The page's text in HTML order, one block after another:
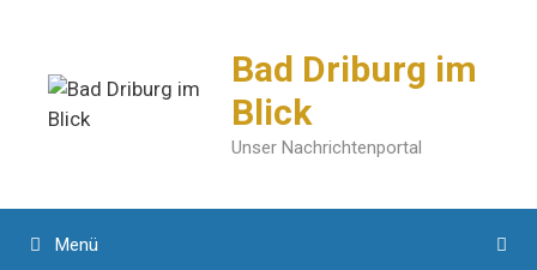
springen
Bad Driburg im
Blick
Unser Nachrichtenportal
Menü